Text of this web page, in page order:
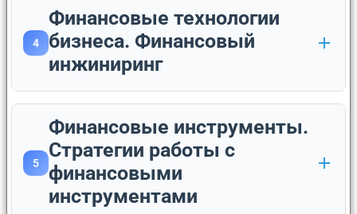
4
Финансовые технологии
бизнеса. Финансовый
инжиниринг
5
Финансовые инструменты.
Стратегии работы с
финансовыми
инструментами